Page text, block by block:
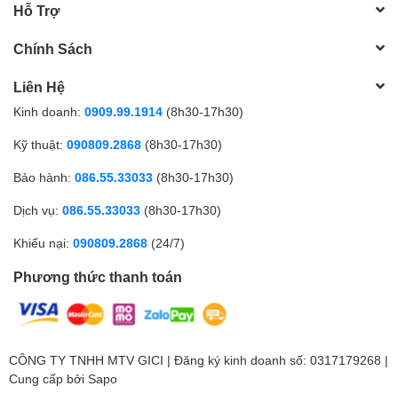
Hỗ Trợ
Chính Sách
Liên Hệ
Kinh doanh: 0909.99.1914 (8h30-17h30)
Kỹ thuật: 090809.2868 (8h30-17h30)
Bảo hành: 086.55.33033 (8h30-17h30)
Dịch vụ: 086.55.33033 (8h30-17h30)
Khiếu nại: 090809.2868 (24/7)
Phương thức thanh toán
CÔNG TY TNHH MTV GICI | Đăng ký kinh doanh số: 0317179268 |
Cung cấp bởi Sapo